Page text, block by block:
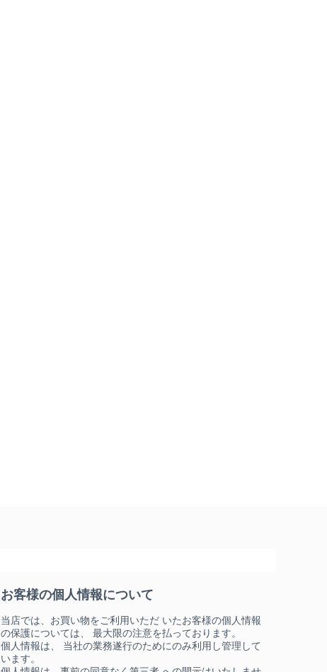
お客様の個人情報について
当店では、お買い物をご利用いただ いたお客様の個人情報
の保護については、 最大限の注意を払っております。
個人情報は、 当社の業務遂行のためにのみ利用し管理して
います。